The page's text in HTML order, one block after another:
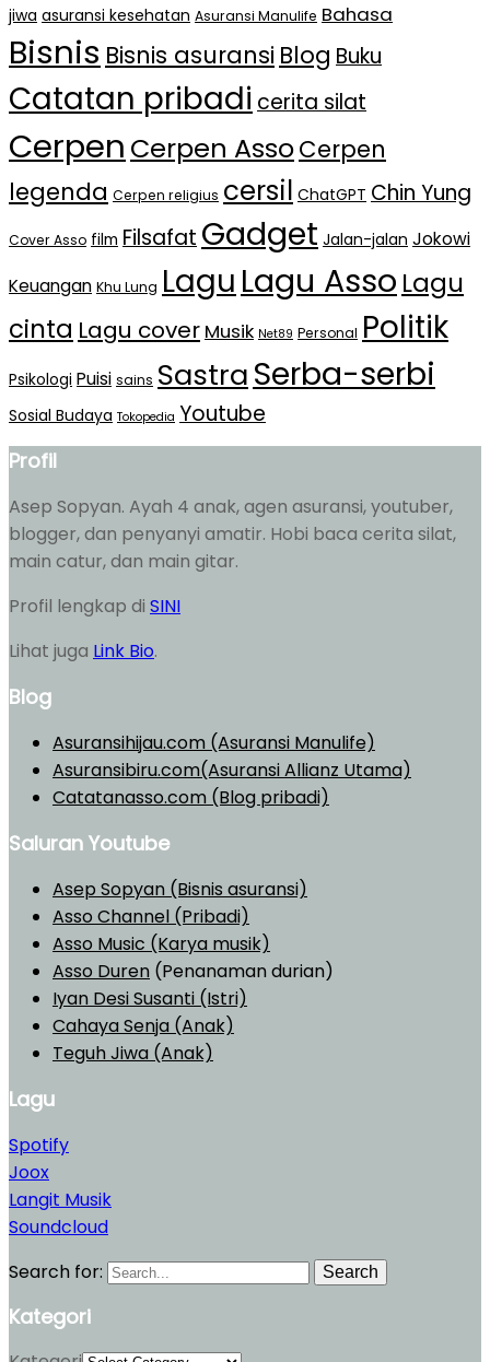
jiwa asuransi kesehatan Asuransi Manulife Bahasa
Bisnis Bisnis asuransi Blog Buku
Catatan pribadi cerita silat
Cerpen Cerpen AssoCerpen
legenda Cerpen religius cersil ChatGPT Chin Yung
Cover Asso film Filsafat Gadget Jalan-jalan Jokowi
Keuangan Khu Lung Lagu Lagu Asso Lagu
cinta Lagu cover Musik Net89 Personal Politik
Psikologi Puisi sains SastraSerba-serbi
Sosial Budaya Tokopedia Youtube
Profil
Asep Sopyan. Ayah 4 anak, agen asuransi, youtuber,
blogger, dan penyanyi amatir. Hobi baca cerita silat,
main catur, dan main gitar.
Profil lengkap di SINI
Lihat juga Link Bio.
Blog
Asuransihijau.com (Asuransi Manulife)
Asuransibiru.com(Asuransi Allianz Utama)
Catatanasso.com (Blog pribadi)
Saluran Youtube
Asep Sopyan (Bisnis asuransi)
Asso Channel (Pribadi)
Asso Music (Karya musik)
Asso Duren (Penanaman durian)
Iyan Desi Susanti (Istri)
Cahaya Senja (Anak)
Teguh Jiwa (Anak)
Lagu
Spotify
Joox
Langit Musik
Soundcloud
Search for:
Search
Kategori